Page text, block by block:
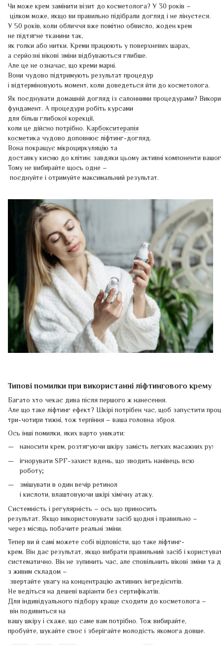
Чи може крем замінити візит до косметолога? У 30 років –
цілком може, якщо ви правильно підібрали догляд і не лінуєтеся.
У 50 років, коли обличчя вже помітно обвисло, жоден крем
не підтягне тканини так,
як голки або нитки. Креми працюють у поверхневих шарах,
а серйозні вікові зміни відбуваються глибше.
Але це не означає, що креми марні.
Вони чудово підтримують результат процедур
і відтерміновують момент, коли доведеться йти до косметолога.
Як поєднувати домашній догляд із салонними процедурами?
фундамент. А процедури робіть курсами
для більш глибокої корекції,
коли це дійсно потрібно. Карбокситерапія
косметика чудово доповнює ліфтинг-догляд.
Вона покращує мікроциркуляцію та
доставку кисню до клітин: завдяки цьому активні компоненти
Тому не вибирайте щось одне –
поєднуйте і отримуйте максимальний результат.
Типові помилки при використанні ліфтингового крему
Багато хто чекає дива після першого ж нанесення.
Але що таке ліфтинг ефект? Шкірі потрібен час, щоб запустити
три-чотири тижні, тож терпіння – ваша головна зброя.
Ось інші помилки, яких варто уникати:
наносити крем, розтягуючи шкіру замість легких масажних
ігнорувати SPF-захист вдень, що зводить нанівець всю
роботу;
змішувати в один вечір ретинол
і кислоти, влаштовуючи шкірі хімічну атаку.
Системність і регулярність – ось що приносить
результат. Якщо використовувати засіб щодня і правильно –
через місяць побачите реальні зміни.
Тепер ви й самі можете собі відповісти, що таке ліфтинг-
крем. Він дає результат, якщо вибрати правильний засіб і
систематично. Він не зупинить час, але сповільнить вікові зміни
з живим складом –
звертайте увагу на концентрацію активних інгредієнтів.
Не ведіться на дешеві варіанти без сертифікатів.
Для індивідуального підбору краще сходити до косметолога –
він подивиться на
вашу шкіру і скаже, що саме вам потрібно. Тож вибирайте,
пробуйте, шукайте своє і зберігайте молодість якомога довше.